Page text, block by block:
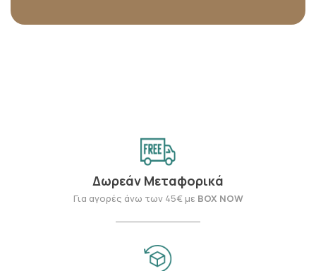
Δωρεάν Μεταφορικά
Για αγορές άνω των 45€ με BOX NOW